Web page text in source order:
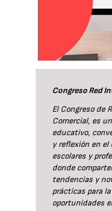
Congreso Red
El Congreso de
Comercial, es
educativo,
y reflexión en el
escolares y
donde
tendencias y
prácticas para
oportunidades